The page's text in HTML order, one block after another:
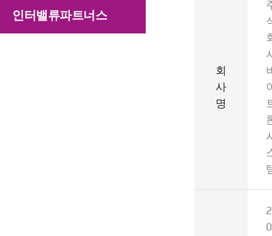
인터밸류파트너스
회
사
명
2
0